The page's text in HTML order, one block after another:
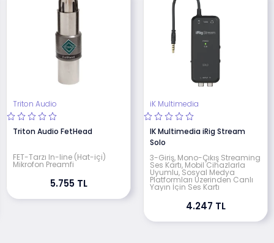
Triton Audio
Triton Audio FetHead
FET-Tarzı In-line (Hat-içi)
Mikrofon Preamfi
5.755 TL
iK Multimedia
IK Multimedia iRig Stream
Solo
3-Giriş, Mono-Çıkış Streaming
Ses Kartı, Mobil Cihazlarla
Uyumlu, Sosyal Medya
Platformları Üzerinden Canlı
Yayın İçin Ses Kartı
4.247 TL